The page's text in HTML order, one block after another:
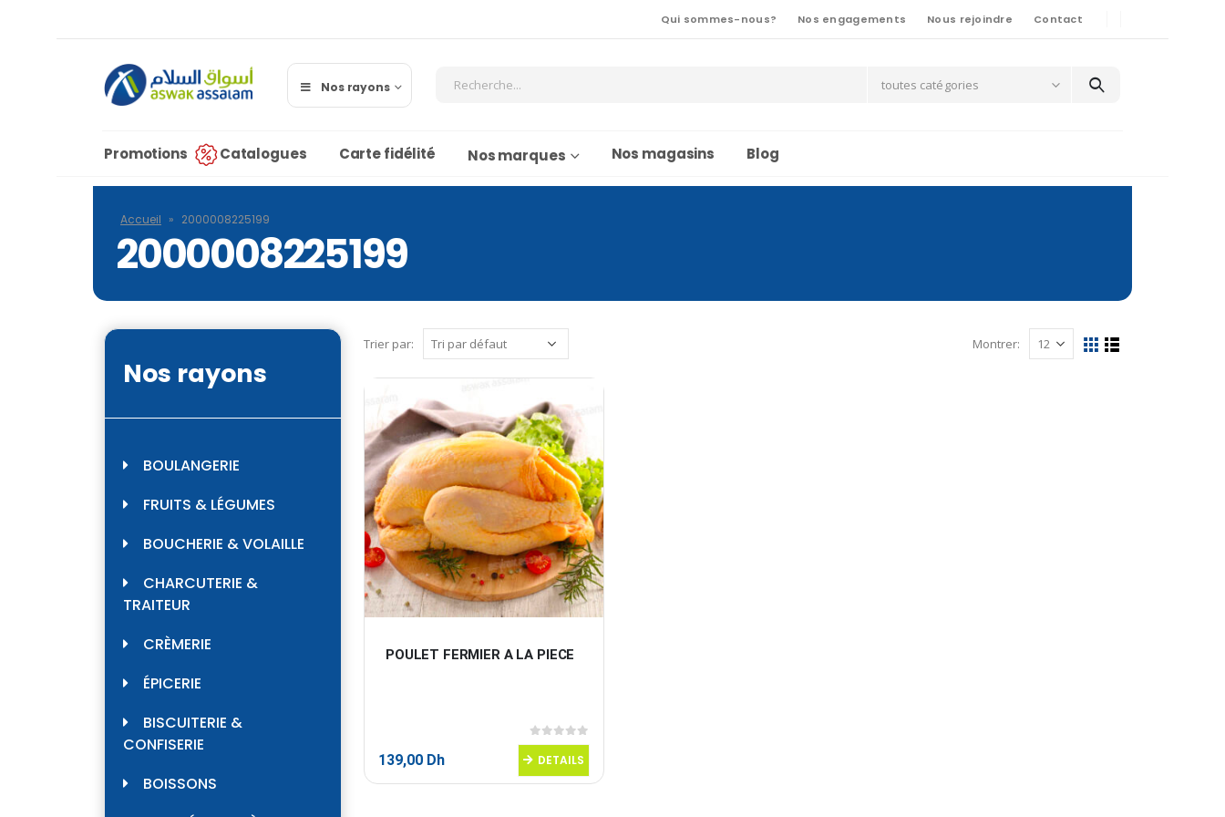
Qui sommes-nous? Nos engagements Nous rejoindre Contact
Nos rayons toutes catégories
Promotions Catalogues Carte fidélité Nos marques Nos magasins Blog
Accueil » 2000008225199
2000008225199
Trier par: Montrer:
POULET FERMIER A LA PIECE
0sur 5
139,00 Dh DETAILS
Nos rayons
BOULANGERIE
FRUITS & LÉGUMES
BOUCHERIE & VOLAILLE
CHARCUTERIE &
TRAITEUR
CRÈMERIE
ÉPICERIE
BISCUITERIE &
CONFISERIE
BOISSONS